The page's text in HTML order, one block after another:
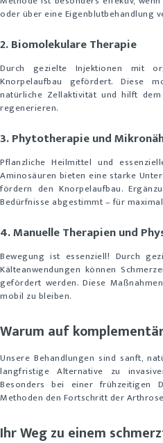
oder über eine Eigenblutbehandlung
2. Biomolekulare Therapie
Durch gezielte Injektionen mit
Knorpelaufbau gefördert. Diese
natürliche Zellaktivität und hilft
regenerieren.
3. Phytotherapie und
Pflanzliche Heilmittel und
Aminosäuren bieten eine starke
fördern den Knorpelaufbau.
Bedürfnisse abgestimmt – für
4. Manuelle Therapien und
Bewegung ist essenziell! Durch
Kälteanwendungen können
gefördert werden. Diese
mobil zu bleiben.
Warum auf
Unsere Behandlungen sind sanft,
langfristige Alternative zu
Besonders bei einer frühzeitigen
Methoden den Fortschritt der
Ihr Weg zu einem